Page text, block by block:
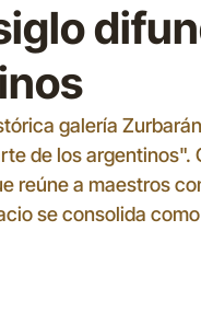
galería
de los argentinos".
reúne a maestros
se consolida